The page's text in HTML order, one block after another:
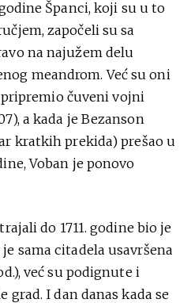
Španci, koji su u to
započeli su sa
na najužem delu
meandrom. Već su oni
čuveni vojni
a kada je Bezanson
kratkih prekida) prešao u
Voban je ponovo
do 1711. godine bio je
sama citadela usavršena
već su podignute i
grad. I dan danas kada se